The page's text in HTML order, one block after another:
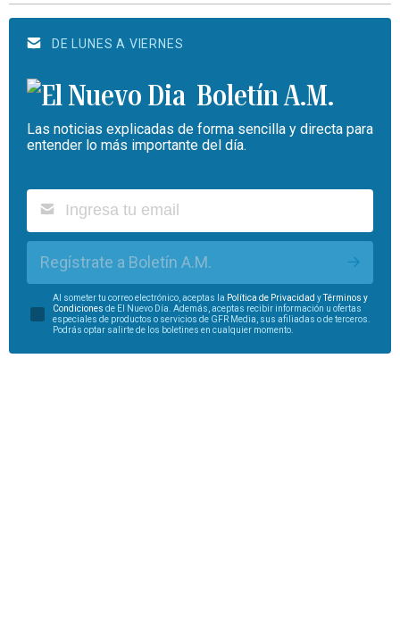
DE LUNES A VIERNES
Boletín A.M.
Las noticias explicadas de forma sencilla y directa para
entender lo más importante del día.
Regístrate a Boletín A.M.
Al someter tu correo electrónico, aceptas la Política de Privacidad yTérminos y
Condiciones de El Nuevo Día. Además, aceptas recibir información u ofertas
especiales de productos o servicios de GFR Media, sus afiliadas o de terceros.
Podrás optar salirte de los boletines en cualquier momento.